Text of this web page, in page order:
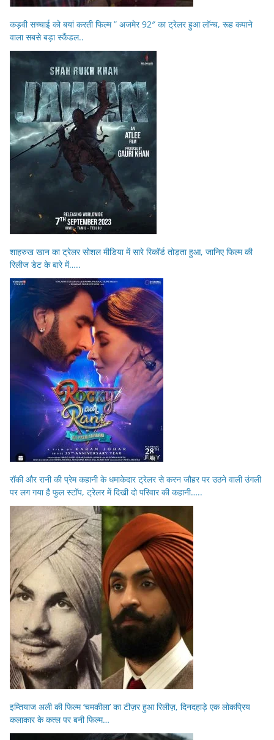
कड़वी सच्चाई को बयां करती फिल्म ” अजमेर 92″ का ट्रेलर हुआ लॉन्च, रूह कपाने
वाला सबसे बड़ा स्कैंडल..
शाहरुख खान का ट्रेलर सोशल मीडिया में सारे रिकॉर्ड तोड़ता हुआ, जानिए फिल्म की
रिलीज डेट के बारे में…..
रॉकी और रानी की प्रेम कहानी के धमाकेदार ट्रेलर से करन जौहर पर उठने वाली उंगली
पर लग गया है फुल स्टॉप, ट्रेलर में दिखी दो परिवार की कहानी…..
इम्तियाज अली की फिल्म ‘चमकीला’ का टीज़र हुआ रिलीज़, दिनदहाड़े एक लोकप्रिय
कलाकार के कत्ल पर बनी फिल्म…